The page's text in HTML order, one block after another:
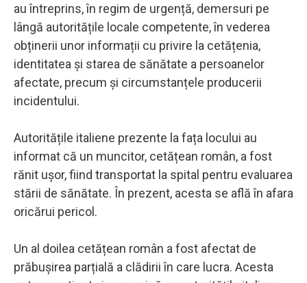
au întreprins, în regim de urgență, demersuri pe
lângă autoritățile locale competente, în vederea
obținerii unor informații cu privire la cetățenia,
identitatea și starea de sănătate a persoanelor
afectate, precum și circumstanțele producerii
incidentului.
Autoritățile italiene prezente la fața locului au
informat că un muncitor, cetățean român, a fost
rănit ușor, fiind transportat la spital pentru evaluarea
stării de sănătate. În prezent, acesta se află în afara
oricărui pericol.
Un al doilea cetățean român a fost afectat de
prăbușirea parțială a clădirii în care lucra. Acesta